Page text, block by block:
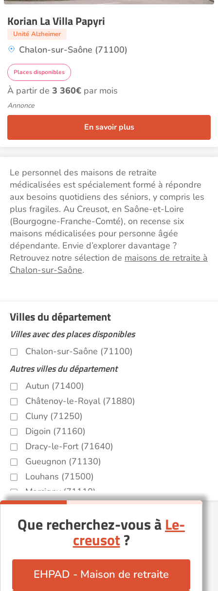
Korian La Villa Papyri
Unité Alzheimer
Chalon-sur-Saône (71100)
Places disponibles
À partir de 3 360€ par mois
Annonce
En savoir plus
Le personnel des maisons de retraite
médicalisées est spécialement formé à répondre
aux besoins quotidiens des séniors, y compris les
plus fragiles. Au Creusot, en Saône-et-Loire
(Bourgogne-Franche-Comté), on recense six
maisons médicalisées pour personne âgée
dépendante. Envie d’explorer davantage ?
Retrouvez notre sélection de maisons de retraite à
Chalon-sur-Saône.
Villes du département
Villes avec des places disponibles
Chalon-sur-Saône (71100)
Autres villes du département
Autun (71400)
Châtenoy-le-Royal (71880)
Cluny (71250)
Digoin (71160)
Dracy-le-Fort (71640)
Gueugnon (71130)
Louhans (71500)
Marcigny (71110)
Mellecey (71640)
Montceau-les-Mines (71300)
Mâcon (71000)
Prissé (71960)
Saint-Désert (71390)
Que recherchez-vous àLe-
creusot?
EHPAD - Maison de retraite